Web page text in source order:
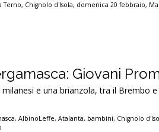
Terno, Chignolo d'Isola, domenica 20 febbraio,
Giovani
e una brianzola, tra il Brembo e
,AlbinoLeffe,Atalanta, bambini, Chignolo